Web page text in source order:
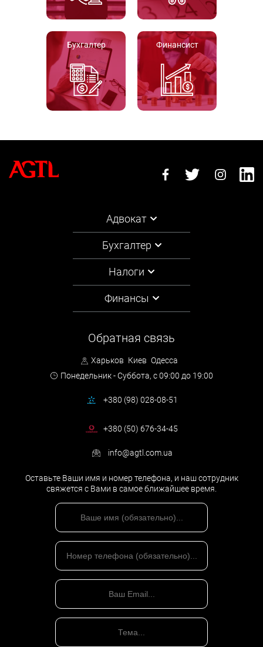
Бухгалтер Финансист
Адвокат
Бухгалтер
Налоги
Финансы
Обратная связь
Харьков Киев Одесса
Понедельник - Суббота, с 09:00 до 19:00
+380 (98) 028-08-51
+380 (50) 676-34-45
info@agtl.com.ua
Оставьте Ваши имя и номер телефона, и наш сотрудник
свяжется с Вами в самое ближайшее время.